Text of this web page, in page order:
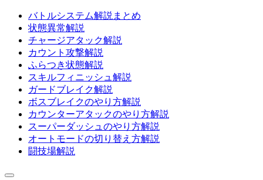
バトルシステム解説まとめ
状態異常解説
チャージアタック解説
カウント攻撃解説
ふらつき状態解説
スキルフィニッシュ解説
ガードブレイク解説
ボスブレイクのやり方解説
カウンターアタックのやり方解説
スーパーダッシュのやり方解説
オートモードの切り替え方解説
闘技場解説